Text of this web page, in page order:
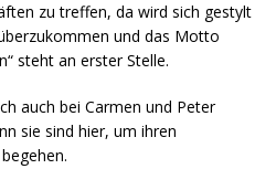
zu treffen, da wird sich gestylt
und das Motto
steht an erster Stelle.
auch bei Carmen und Peter
sie sind hier, um ihren